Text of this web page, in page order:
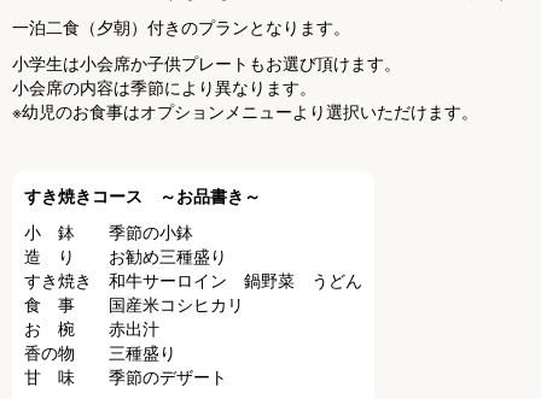
一泊二食（夕朝）付きのプランとなります。
小学生は小会席か子供プレートもお選び頂けます。
小会席の内容は季節により異なります。
※幼児のお食事はオプションメニューより選択いただけます。
すき焼きコース ～お品書き～
小 鉢 季節の小鉢
造 り お勧め三種盛り
すき焼き 和牛サーロイン 鍋野菜 うどん
食 事 国産米コシヒカリ
お 椀 赤出汁
香の物 三種盛り
甘 味 季節のデザート